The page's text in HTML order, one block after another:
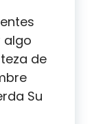
algo
de
Su